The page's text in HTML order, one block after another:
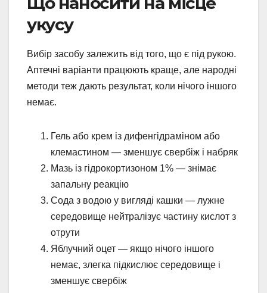
укусу
Вибір засобу залежить від того, що є під рукою.
Аптечні варіанти працюють краще, але народні
методи теж дають результат, коли нічого іншого
немає.
Гель або крем із дифенгідраміном або
клемастином — зменшує свербіж і набряк
Мазь із гідрокортизоном 1% — знімає
запальну реакцію
Сода з водою у вигляді кашки — лужне
середовище нейтралізує частину кислот з
отрути
Яблучний оцет — якщо нічого іншого
немає, злегка підкислює середовище і
зменшує свербіж